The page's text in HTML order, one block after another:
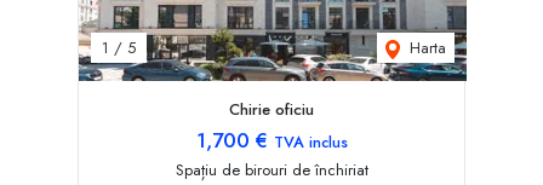
1 / 5 Harta
Chirie oficiu
1,700 € TVA inclus
Spațiu de birouri de închiriat